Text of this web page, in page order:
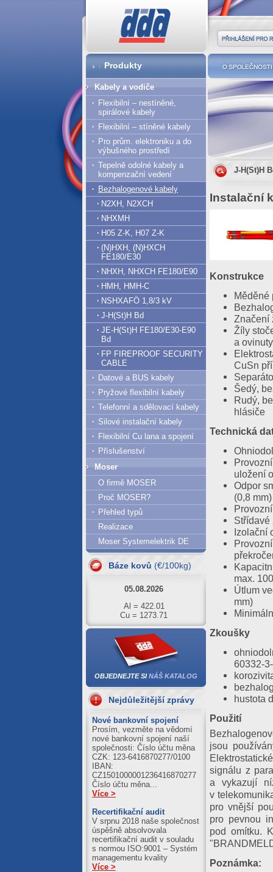
J-H(St)H
Instalační
Konstrukce
Měděné
Značení
Žíly
a
CuSn
Šedý,
Rudý,
hlásiče
Technická
uložení
Odpor
(0,8 mm)
Střídavé
Izolační
max.
Útlum
mm)
Zkoušky
60332-
hustota
Použití
jsou
signálu z
a vykazují
v
pro vnější
pro pevnou
pod omítku.
Poznámka:
O
Produkty
Kabely a vodiče
Flexibilní – nestíněné,
spirálové kabely
Flexibilní – stíněné kabely
Pro prům. elektroniku a do
výbušného prostředí
Tepelně odolné kabely a
kompenzační vedení
Bezhalogenové kabely
N2XH, N2XCH
NHXMH
H05 Z-K, H07 Z-K
(N)HXH, (N)HXCH
FE180/E30
NHXH, NHXCH FE180/E90
HMH, HMH-C
NSHXAFÖ 1,8/3 kV
J-H(St)H Bd
JE-H(St)H FE180/E30-E90
Bd
FP FIREPROOF SECURITY
CABLE
Datové a BUS kabely
Pryžové flexibilní kabely
Telefonní a sdělovací kabely
Silové instalační kabely
Flexibilní Cu lana a spojení
Příslušenství
Moser
O firmě MOSER
Proč MOSER?
Přehled typů
Realizace
Moser Systemelektrik DE
Báze kovů (€/100kg)
06.08.2026
Al = 417.66
Cu = 1267.53
Cu = 1273.71
04.08.2026
Al = 420.89
Cu = 1250.39
03.08.2026
Al = 411.21
Cu = 1245.59
Al = 422.51
Cu = 1243.10
OBJEDNEJTE SINÁŠ KATALOG
Nejdůležitější zprávy
Nové bankovní spojení
Prosím, vezměte na vědomí
nové bankovní spojení naší
společnosti: Číslo účtu měna
CZK: 123-6416870277/0100
IBAN:
CZ1501000001236416870277
Číslo účtu měna...
Více >
Recertifikační audit
V srpnu 2018 naše společnost
úspěšně absolvovala
recertifikační audit v souladu
s normou ISO:9001 – Systém
managementu kvality
Více >
Přihlášení pro